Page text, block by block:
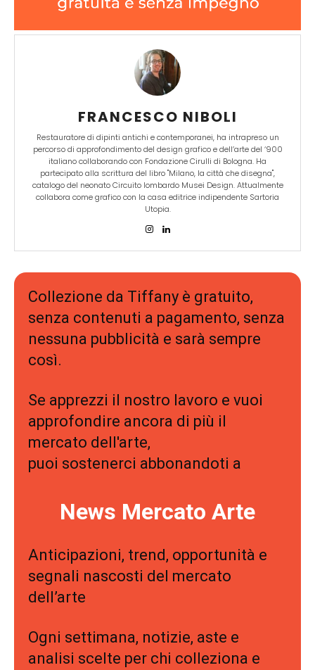
FRANCESCO NIBOLI
Restauratore di dipinti antichi e contemporanei, ha intrapreso un
percorso di approfondimento del design grafico e dell’arte del ‘900
italiano collaborando con Fondazione Cirulli di Bologna. Ha
partecipato alla scrittura del libro "Milano, la città che disegna",
catalogo del neonato Circuito lombardo Musei Design. Attualmente
collabora come grafico con la casa editrice indipendente Sartoria
Utopia.
Collezione da Tiffany è gratuito,
senza contenuti a pagamento, senza
nessuna pubblicità e sarà sempre
così.
Se apprezzi il nostro lavoro e vuoi
approfondire ancora di più il
mercato dell'arte,
puoi sostenerci abbonandoti a
News Mercato Arte
Anticipazioni, trend, opportunità e
segnali nascosti del mercato
dell’arte
Ogni settimana, notizie, aste e
analisi scelte per chi colleziona e